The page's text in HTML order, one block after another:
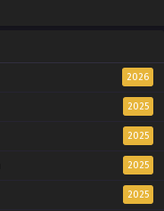
2026
2025
2025
2025
2025